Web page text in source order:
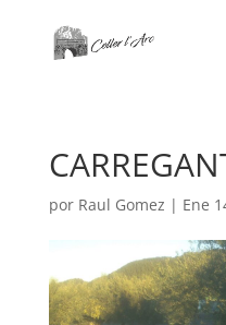
por Raul Gomez | Ene